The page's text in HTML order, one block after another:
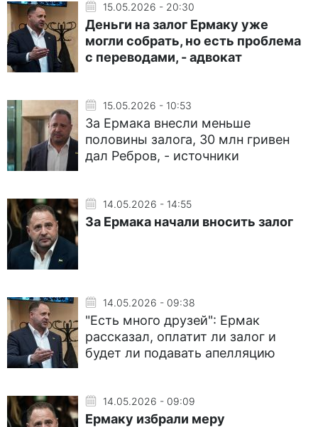
15.05.2026 - 20:30
Деньги на залог Ермаку уже
могли собрать, но есть проблема
с переводами, - адвокат
15.05.2026 - 10:53
За Ермака внесли меньше
половины залога, 30 млн гривен
дал Ребров, - источники
14.05.2026 - 14:55
За Ермака начали вносить залог
14.05.2026 - 09:38
"Есть много друзей": Ермак
рассказал, оплатит ли залог и
будет ли подавать апелляцию
14.05.2026 - 09:09
Ермаку избрали меру